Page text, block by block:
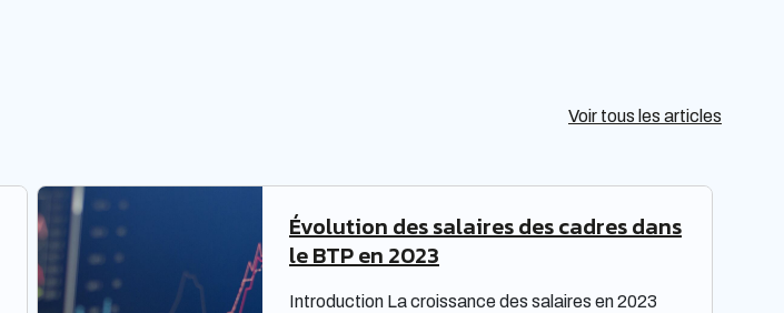
Voir tous les articles
Évolution des salaires des cadres dans
le BTP en 2023
Introduction La croissance des salaires en 2023